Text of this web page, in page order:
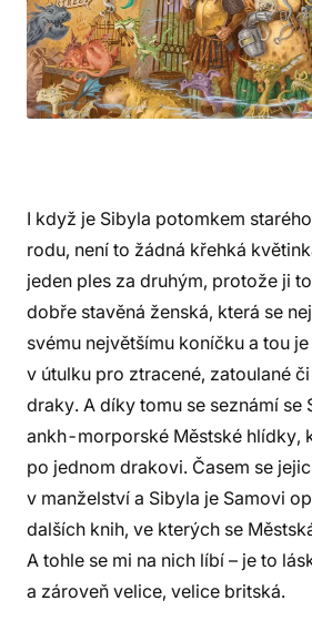
I když je Sibyla potomkem
rodu, není to žádná křehká
jeden ples za druhým, protože ji
dobře stavěná ženská, která se
svému největšímu koníčku a tou
v útulku pro ztracené, zatoulané
draky. A díky tomu se seznámí se
ankh-morporské Městské hlídky,
po jednom drakovi. Časem se
v manželství a Sibyla je Samovi
dalších knih, ve kterých se
A tohle se mi na nich líbí – je to
a zároveň velice, velice britská.